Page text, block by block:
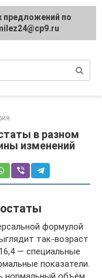
в разном
изменений
формулой
так-возраст
— специальные
показатели.
по